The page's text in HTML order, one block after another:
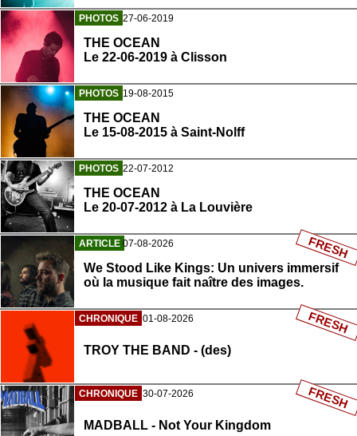
PHOTOS 27-06-2019
THE OCEAN
Le 22-06-2019 à Clisson
PHOTOS 19-08-2015
THE OCEAN
Le 15-08-2015 à Saint-Nolff
PHOTOS 22-07-2012
THE OCEAN
Le 20-07-2012 à La Louvière
ARTICLE 07-08-2026
We Stood Like Kings: Un univers immersif
où la musique fait naître des images.
FRESH
CHRONIQUE 01-08-2026
TROY THE BAND - (des)
FRESH
CHRONIQUE 30-07-2026
MADBALL - Not Your Kingdom
FRESH